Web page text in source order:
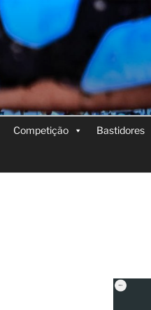
Competição Bastidores